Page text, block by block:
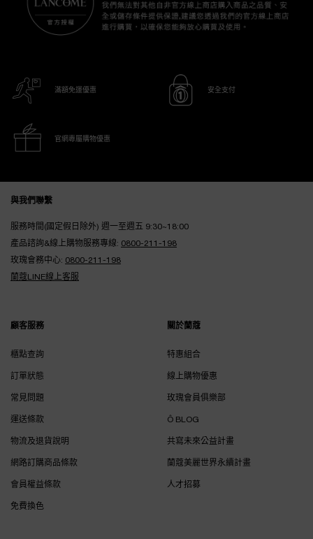
滿額免運優惠 安全支付
官網專屬購物優惠
與我們聯繫
服務時間(國定假日除外) 週一至週五 9:30~18:00
產品諮詢&線上購物服務專線: 0800-211-198
玫瑰會務中心: 0800-211-198
蘭蔻LINE線上客服
顧客服務
櫃點查詢
訂單狀態
常見問題
運送條款
物流及退貨說明
網路訂購商品條款
會員權益條款
免費換色
關於蘭蔻
特惠組合
線上購物優惠
玫瑰會員俱樂部
Ô BLOG
共寫未來公益計畫
蘭蔻美麗世界永續計畫
人才招募